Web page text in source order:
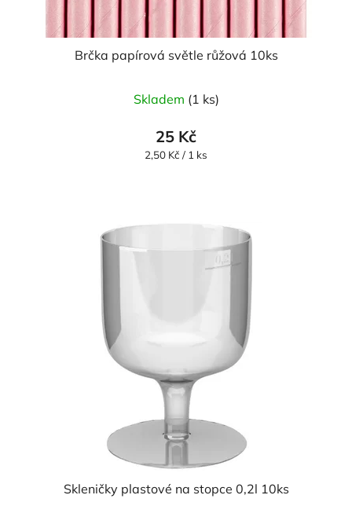
Brčka papírová světle růžová 10ks
Skladem (1 ks)
25 Kč
Měrná
2,50 Kč / 1 ks
Skleničky plastové na stopce 0,2l 10ks